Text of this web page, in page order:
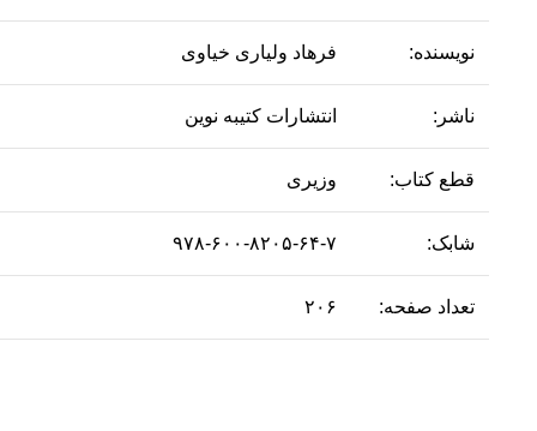
نویسنده‌: فرهاد ولیاری خیاوی
ناشر: انتشارات کتیبه نوین
قطع کتاب: وزیری
شابک: ۹۷۸-۶۰۰-۸۲۰۵-۶۴-۷
تعداد صفحه: ۲۰۶